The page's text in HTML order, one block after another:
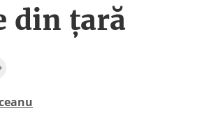
din țară